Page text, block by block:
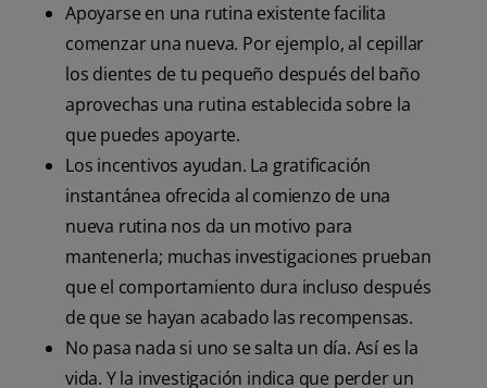
Apoyarse en una rutina existente facilita
comenzar una nueva. Por ejemplo, al cepillar
los dientes de tu pequeño después del baño
aprovechas una rutina establecida sobre la
que puedes apoyarte.
Los incentivos ayudan. La gratificación
instantánea ofrecida al comienzo de una
nueva rutina nos da un motivo para
mantenerla; muchas investigaciones prueban
que el comportamiento dura incluso después
de que se hayan acabado las recompensas.
No pasa nada si uno se salta un día. Así es la
vida. Y la investigación indica que perder un